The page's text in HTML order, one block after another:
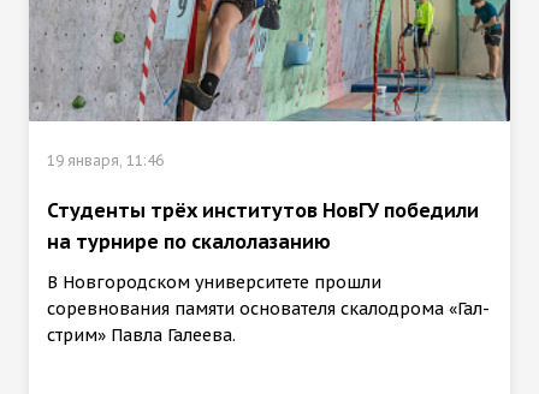
19 января, 11:46
Студенты трёх институтов НовГУ победили
на турнире по скалолазанию
В Новгородском университете прошли
соревнования памяти основателя скалодрома «Гал-
стрим» Павла Галеева.